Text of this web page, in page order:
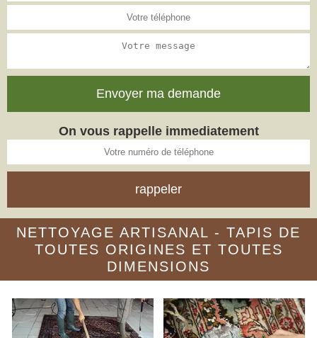
On vous rappelle immediatement
NETTOYAGE ARTISANAL - TAPIS DE
TOUTES ORIGINES ET TOUTES
DIMENSIONS